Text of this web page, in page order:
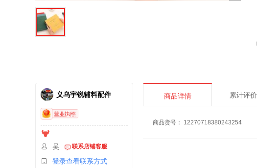
义乌宇锐辅料配件
吴 联系店铺客服
登录查看联系方式
商品详情 累计评价
商品货号 ： 12270718380243254